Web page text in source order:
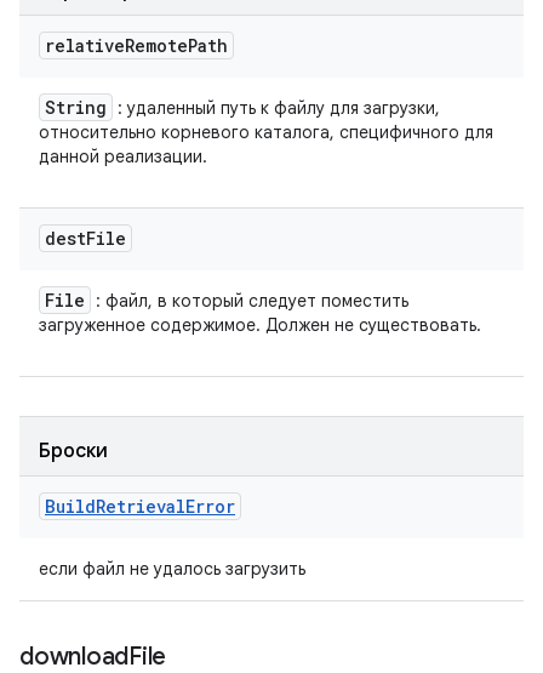
relativeRemotePath
String
: удаленный путь к файлу для загрузки,
относительно корневого каталога, специфичного для
данной реализации.
destFile
File
: файл, в который следует поместить
загруженное содержимое. Должен не существовать.
Броски
BuildRetrievalError
если файл не удалось загрузить
downloadFile